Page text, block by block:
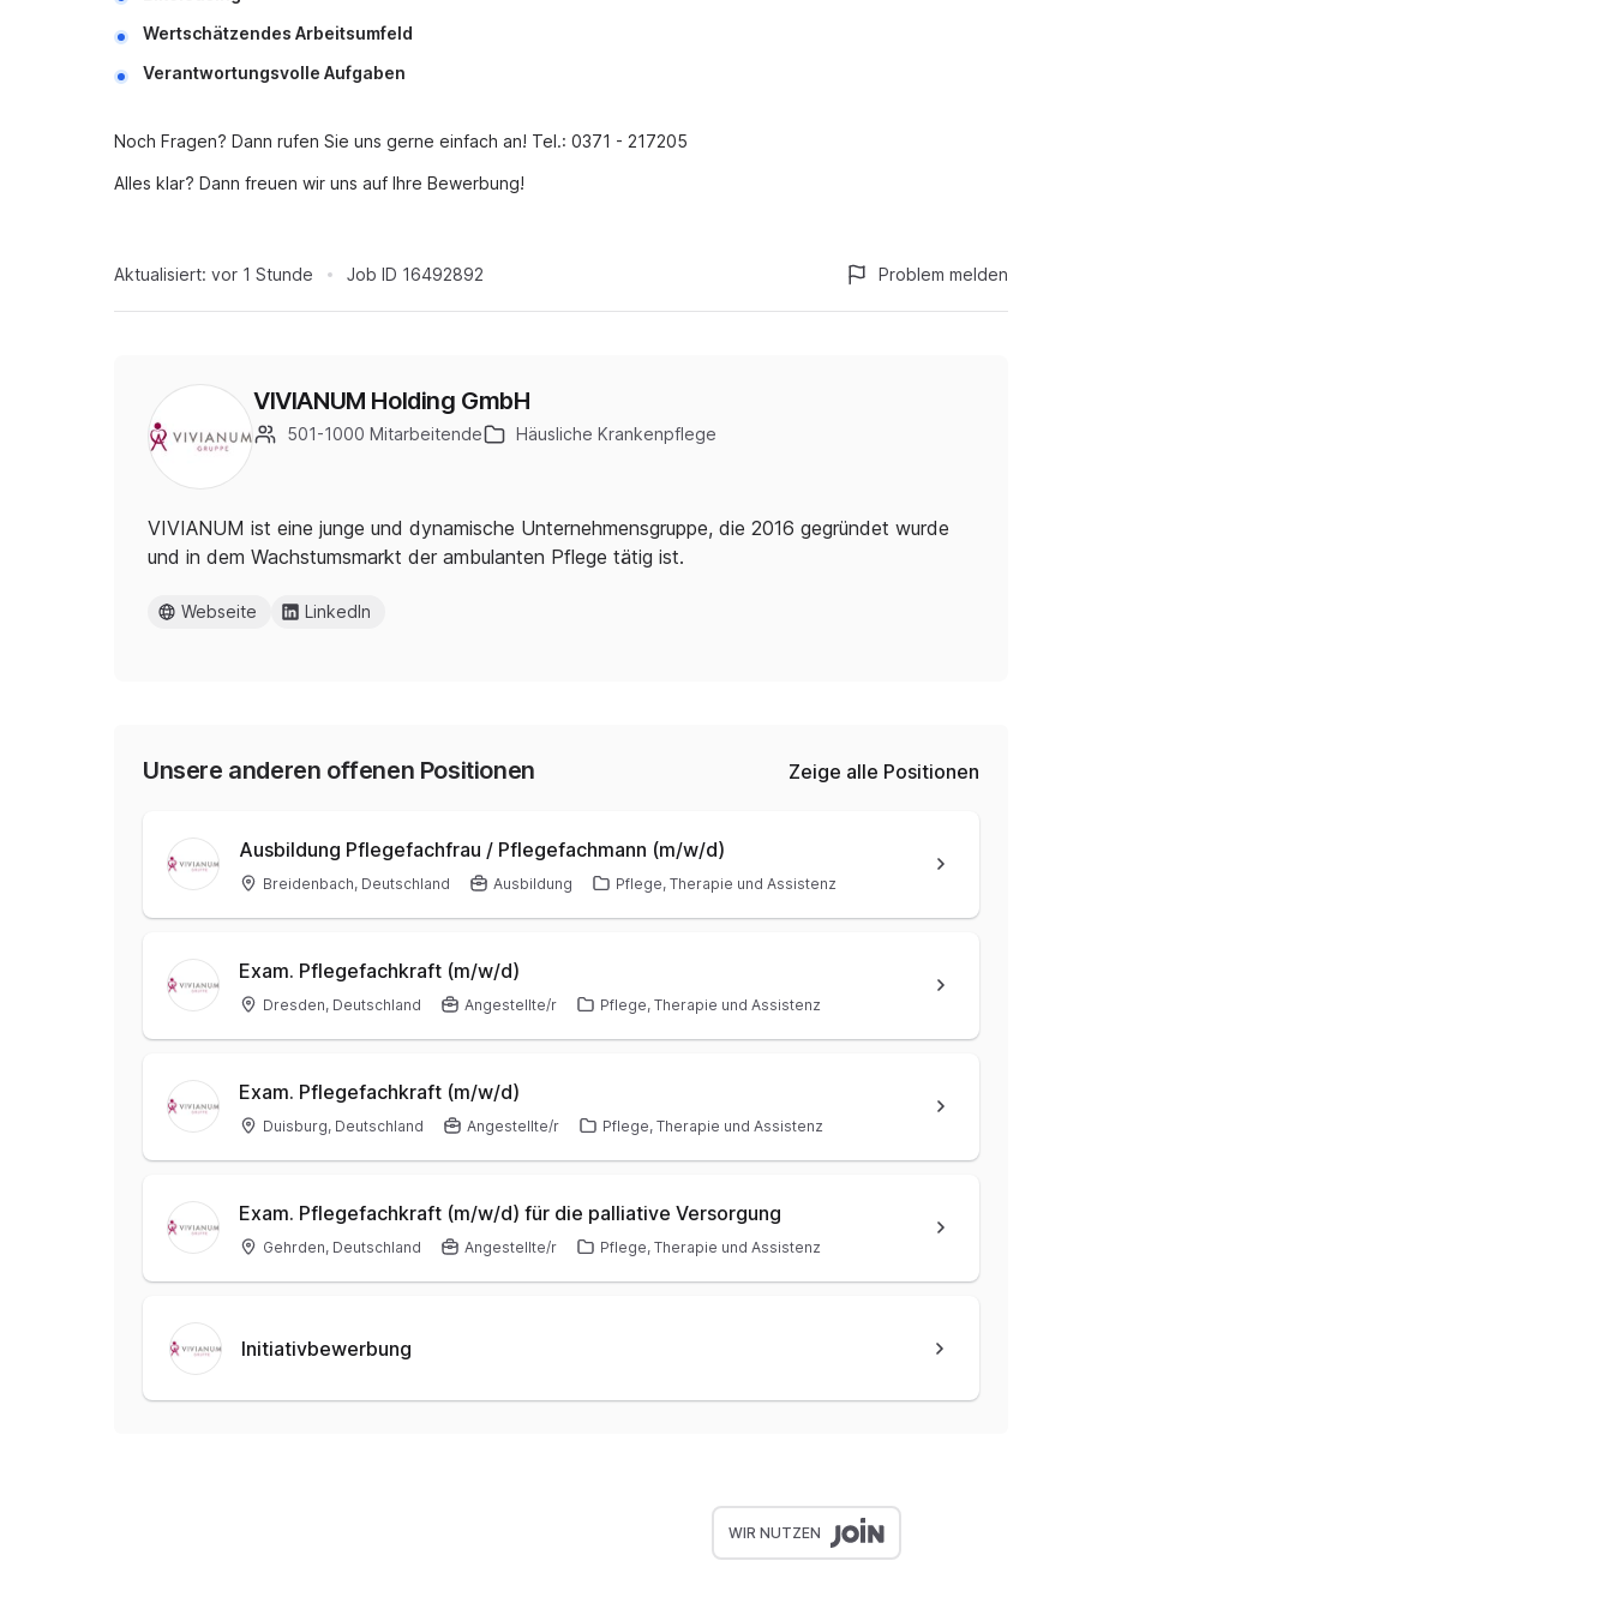
Wertschätzendes Arbeitsumfeld
Verantwortungsvolle Aufgaben
Noch Fragen? Dann rufen Sie uns gerne einfach an! Tel.: 0371 - 217205
Alles klar? Dann freuen wir uns auf Ihre Bewerbung!
Aktualisiert: vor 1 Stunde Job ID 16492892 Problem melden
VIVIANUM Holding GmbH
501-1000 Mitarbeitende Häusliche Krankenpflege
VIVIANUM ist eine junge und dynamische Unternehmensgruppe, die 2016 gegründet wurde
und in dem Wachstumsmarkt der ambulanten Pflege tätig ist.
Webseite LinkedIn
Unsere anderen offenen Positionen Zeige alle Positionen
Ausbildung Pflegefachfrau / Pflegefachmann (m/w/d)
Breidenbach, Deutschland Ausbildung Pflege, Therapie und Assistenz
Exam. Pflegefachkraft (m/w/d)
Dresden, Deutschland Angestellte/r Pflege, Therapie und Assistenz
Exam. Pflegefachkraft (m/w/d)
Duisburg, Deutschland Angestellte/r Pflege, Therapie und Assistenz
Exam. Pflegefachkraft (m/w/d) für die palliative Versorgung
Gehrden, Deutschland Angestellte/r Pflege, Therapie und Assistenz
Initiativbewerbung
WIR NUTZEN